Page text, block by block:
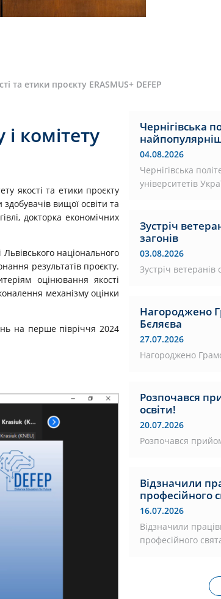
та етики проєкту ERASMUS+ DEFEP
комітету
якості та етики проєкту
вищої освіти та
докторка економічних
національного
результатів проєкту.
оцінювання якості
механізму оцінки
на перше півріччя 2024
Чернігівська
04.08.2026
Чернігівська
університетів
Зустріч
загонів
03.08.2026
Зустріч ветеранів
Нагороджено
Бєляєва
27.07.2026
Нагороджено
Розпочався
освіти!
20.07.2026
Розпочався
Відзначили
професійного
16.07.2026
Відзначили
професійного